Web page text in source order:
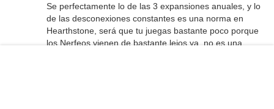
Se perfectamente lo de las 3 expansiones anuales, y lo
de las desconexiones constantes es una norma en
Hearthstone, será que tu juegas bastante poco porque
los Nerfeos vienen de bastante lejos ya, no es una